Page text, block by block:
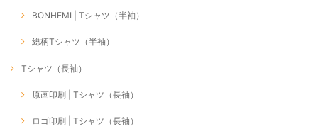
BONHEMI | Tシャツ（半袖）
総柄Tシャツ（半袖）
Tシャツ（長袖）
原画印刷 | Tシャツ（長袖）
ロゴ印刷 | Tシャツ（長袖）